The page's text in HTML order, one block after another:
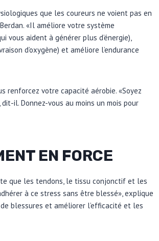
que les coureurs ne voient pas en
«Il améliore votre système
vous aident à générer plus d’énergie),
d’oxygène) et améliore l’endurance
renforcez votre capacité aérobie. «Soyez
il. Donnez-vous au moins un mois pour
EN FORCE
que les tendons, le tissu conjonctif et les
à ce stress sans être blessé», explique
blessures et améliorer l’efficacité et les